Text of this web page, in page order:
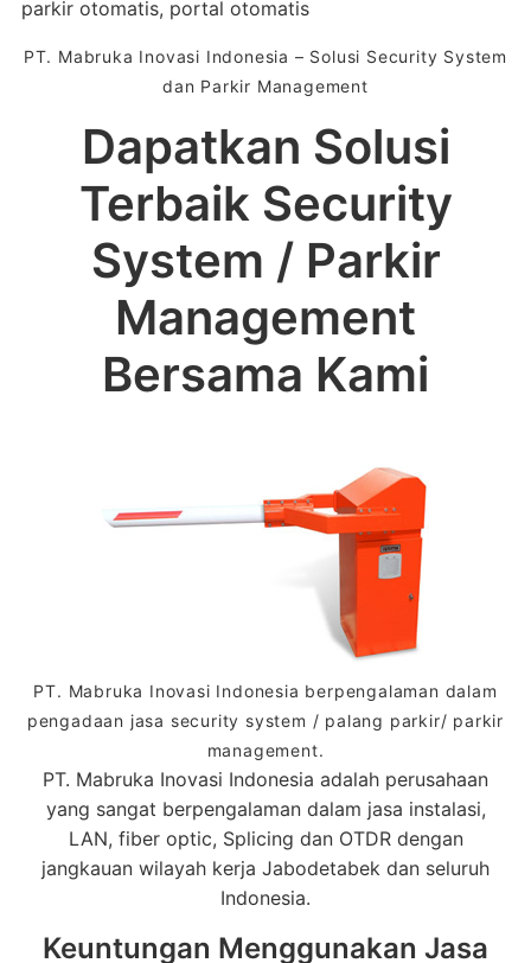
parkir otomatis, portal otomatis
PT. Mabruka Inovasi Indonesia – Solusi Security System
dan Parkir Management
Dapatkan Solusi
Terbaik Security
System / Parkir
Management
Bersama Kami
PT. Mabruka Inovasi Indonesia berpengalaman dalam
pengadaan jasa security system / palang parkir/ parkir
management.
PT. Mabruka Inovasi Indonesia adalah perusahaan
yang sangat berpengalaman dalam jasa instalasi,
LAN, fiber optic, Splicing dan OTDR dengan
jangkauan wilayah kerja Jabodetabek dan seluruh
Indonesia.
Keuntungan Menggunakan Jasa